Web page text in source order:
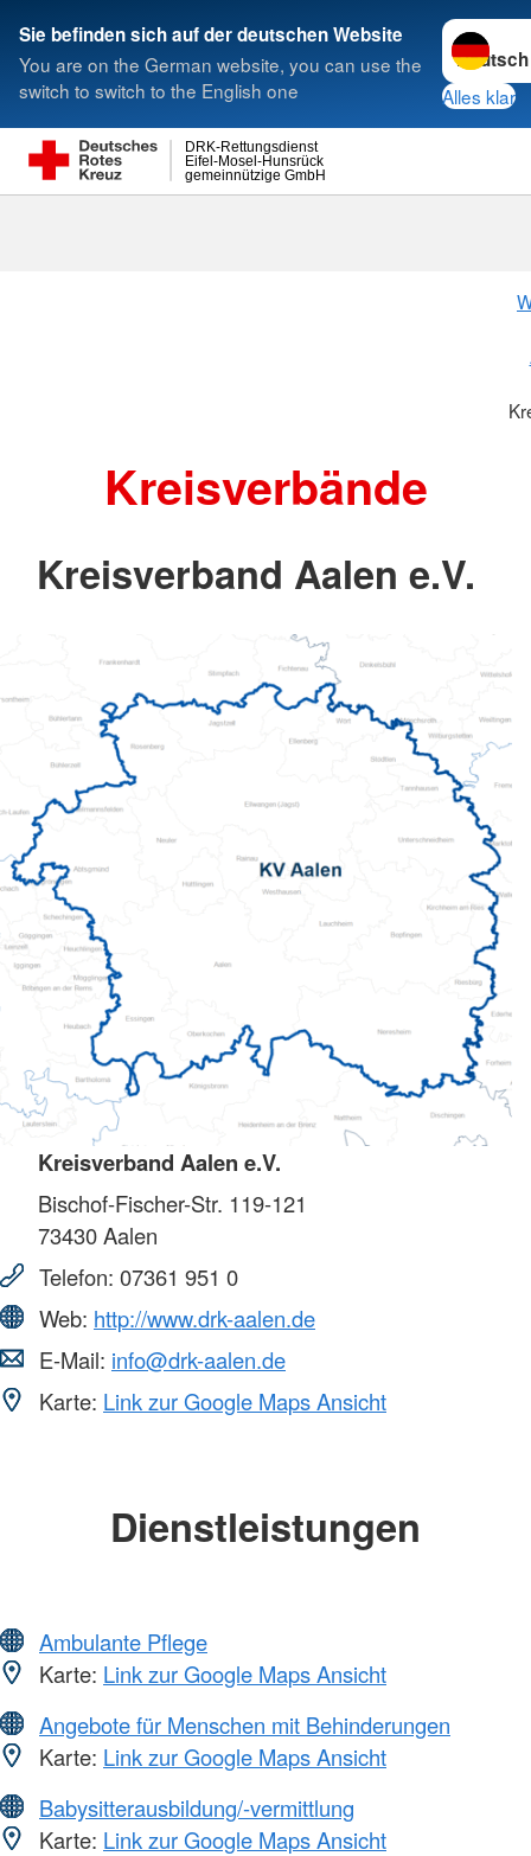
Sie befinden sich auf der deutschen Website
You are on the German website, you can use the
switch to switch to the English one
Sprache
Alles klar
gemeinnützige GmbH
Eifel-Mosel-Hunsrück
DRK-Rettungsdienst
Suche
Kreisverbände
Kreisverband Aalen e.V.
Kreisverband Aalen e.V.
Bischof-Fischer-Str. 119-121
73430Aalen
Telefon: 07361 951 0
Web: http://www.drk-aalen.de
E-Mail: info@drk-aalen.de
Karte: Link zur Google Maps Ansicht
Dienstleistungen
Ambulante Pflege
Karte: Link zur Google Maps Ansicht
Angebote für Menschen mit Behinderungen
Karte: Link zur Google Maps Ansicht
Babysitterausbildung/-vermittlung
Karte: Link zur Google Maps Ansicht